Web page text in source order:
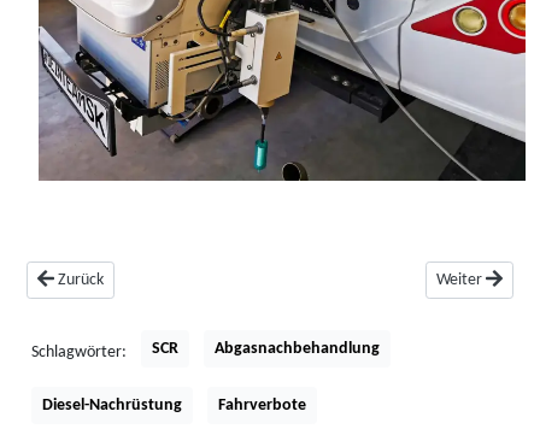
Vorheriger Beitrag: TowBox mieten
Zurück Nächster
Weiter
Schlagwörter: SCR Abgasnachbehandlung
Diesel-Nachrüstung Fahrverbote